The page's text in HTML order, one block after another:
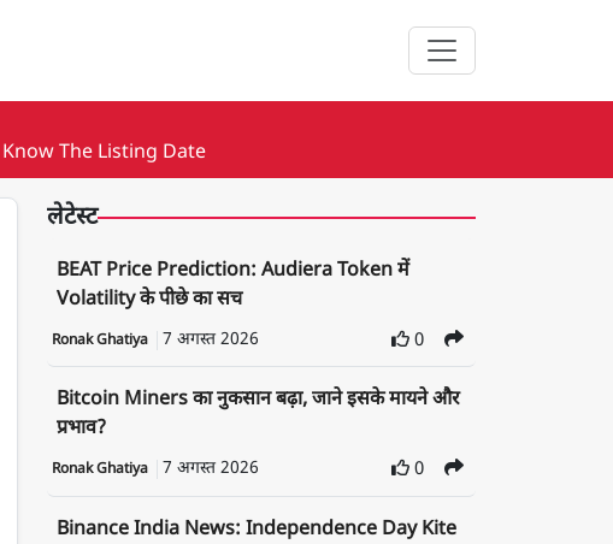
The Listing Date
लेटेस्ट
BEAT Price Prediction: Audiera Token में
Volatility के पीछे का सच
Ronak Ghatiya 7 अगस्त 2026 0
Bitcoin Miners का नुकसान बढ़ा, जाने इसके मायने और
प्रभाव?
Ronak Ghatiya 7 अगस्त 2026 0
Binance India News: Independence Day Kite